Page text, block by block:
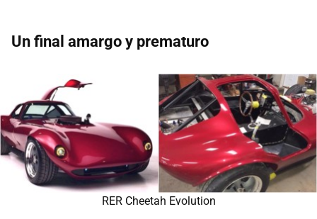
Un final amargo y prematuro
RER Cheetah Evolution